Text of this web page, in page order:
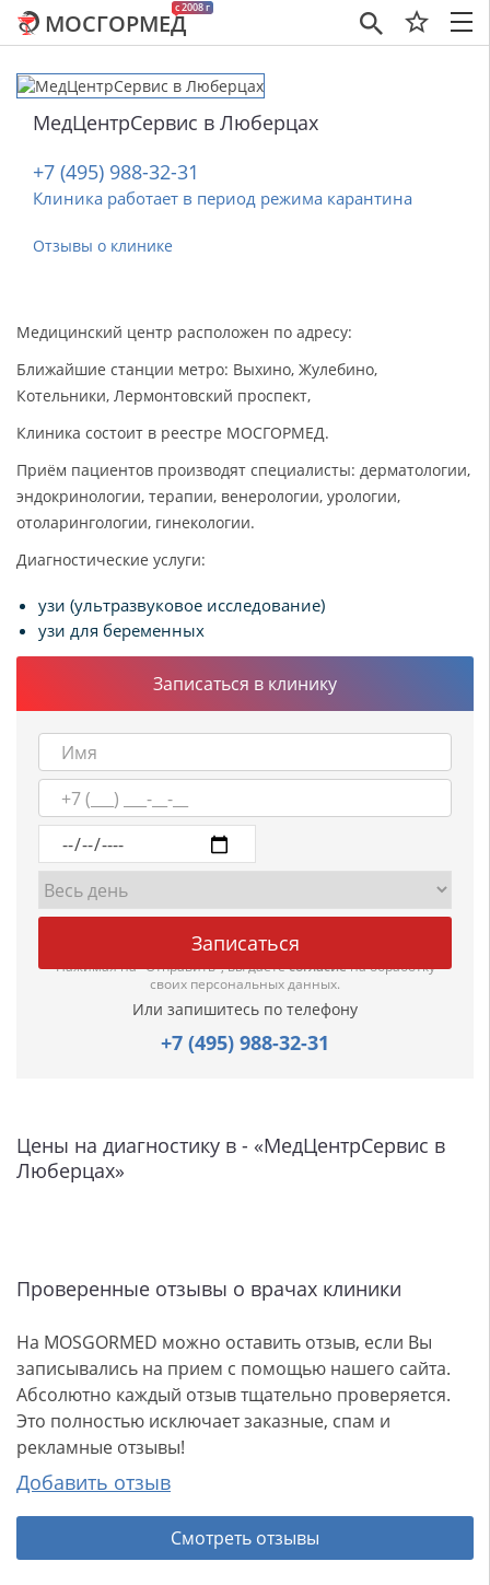
×
c 2008 г
МОСГОРМЕД
МедЦентрСервис в Люберцах
+7 (495) 988-32-31
Клиника работает в период режима карантина
Отзывы о клинике
Медицинский центр расположен по адресу:
Ближайшие станции метро: Выхино, Жулебино,
Котельники, Лермонтовский проспект,
Клиника состоит в реестре МОСГОРМЕД.
Приём пациентов производят специалисты: дерматологии,
эндокринологии, терапии, венерологии, урологии,
отоларингологии, гинекологии.
Диагностические услуги:
узи (ультразвуковое исследование)
узи для беременных
Записаться в клинику
Нажимая на "Отправить", вы даетесогласиена обработку
своих персональных данных.
Или запишитесь по телефону
+7 (495) 988-32-31
Цены на диагностику в - «МедЦентрСервис в
Люберцах»
Проверенные отзывы о врачах клиники
На MOSGORMED можно оставить отзыв, если Вы
записывались на прием с помощью нашего сайта.
Абсолютно каждый отзыв тщательно проверяется.
Это полностью исключает заказные, спам и
рекламные отзывы!
Добавить отзыв
Смотреть отзывы